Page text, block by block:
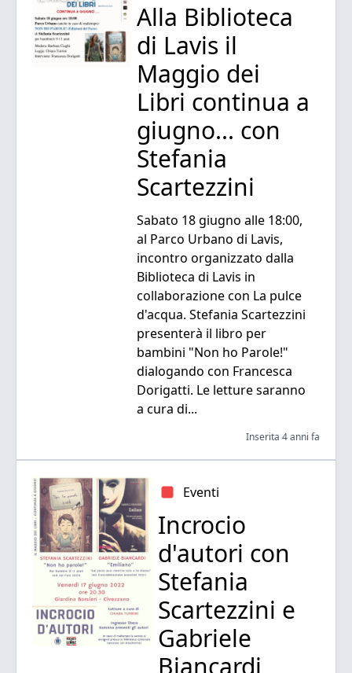
Alla Biblioteca
di Lavis il
Maggio dei
Libri continua a
giugno... con
Stefania
Scartezzini
Sabato 18 giugno alle 18:00,
al Parco Urbano di Lavis,
incontro organizzato dalla
Biblioteca di Lavis in
collaborazione con La pulce
d'acqua. Stefania Scartezzini
presenterà il libro per
bambini "Non ho Parole!"
dialogando con Francesca
Dorigatti. Le letture saranno
a cura di...
Inserita 4 anni fa
Eventi
Incrocio
d'autori con
Stefania
Scartezzini e
Gabriele